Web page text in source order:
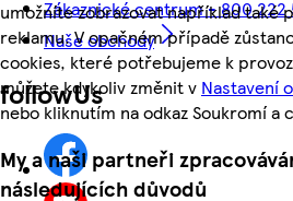
umožníte zobrazovat například také
reklamu. V opačném případě
cookies, které potřebujeme k
můžete kdykoliv změnit v Nastavení
nebo kliknutím na odkaz Soukromí a
My a naši partneři
následujících důvodů
Zákaznické centrum - 800 222
Naše obchody
followUs